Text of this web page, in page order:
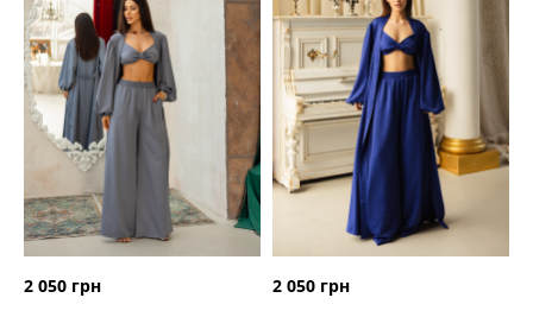
2 050 грн
2 050 грн